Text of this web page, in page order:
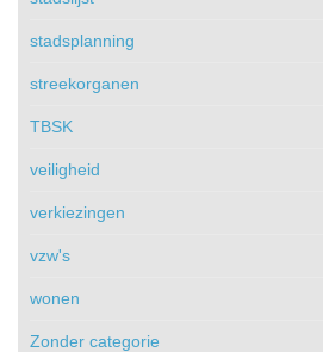
stadsplanning
streekorganen
TBSK
veiligheid
verkiezingen
vzw's
wonen
Zonder categorie